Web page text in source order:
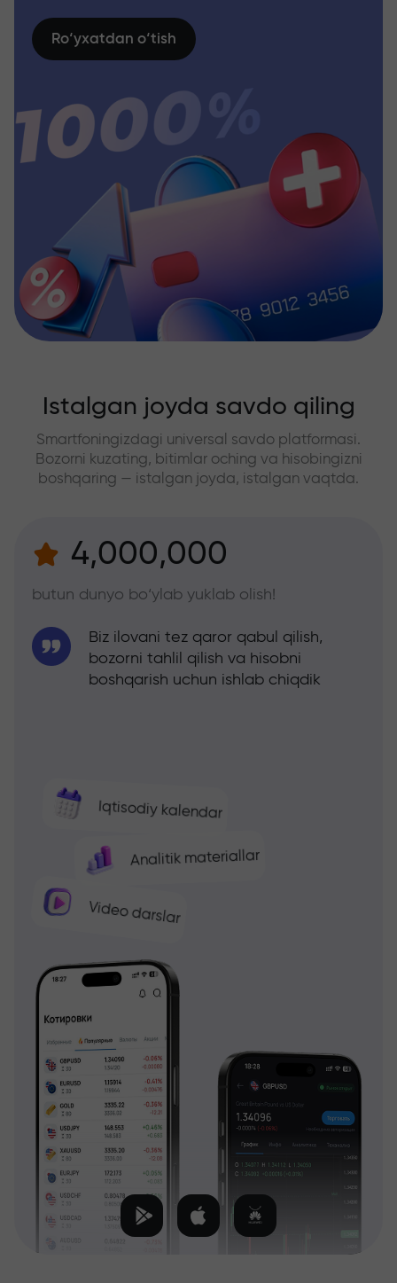
Ro‘yxatdan o‘tish
Istalgan joyda savdo qiling
Smartfoningizdagi universal savdo platformasi.
Bozorni kuzating, bitimlar oching va hisobingizni
boshqaring — istalgan joyda, istalgan vaqtda.
4,000,000
butun dunyo bo‘ylab yuklab olish!
Iqtisodiy kalendar
Analitik materiallar
Video darslar
Biz ilovani tez qaror qabul qilish,
bozorni tahlil qilish va hisobni
boshqarish uchun ishlab chiqdik